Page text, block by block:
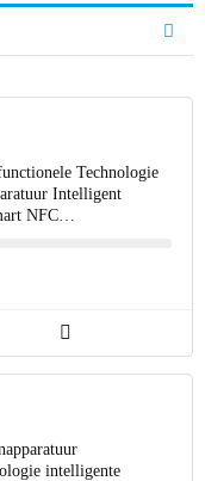
Technologie
Intelligent
NFC…
intelligente